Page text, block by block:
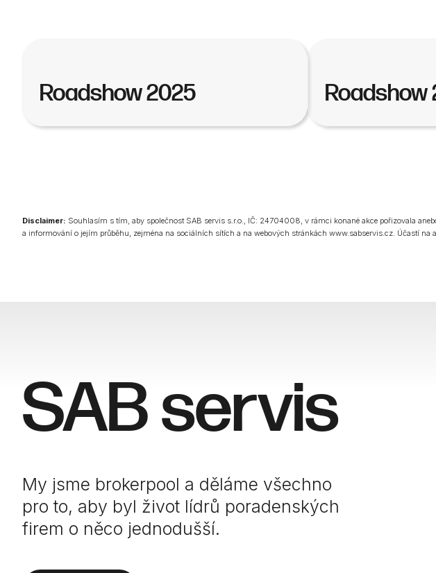
Roadshow 2025 Roadshow
Disclaimer: Souhlasím s tím, aby společnost SAB servis s.r.o., IČ: 24704008, v rámci konané akce pořizovala
a informování o jejím průběhu, zejména na sociálních sítích a na webových stránkách www.sabservis.cz. Účastí na
SAB servis
My jsme brokerpool a děláme všechno
pro to, aby byl život lídrů poradenských
firem o něco jednodušší.